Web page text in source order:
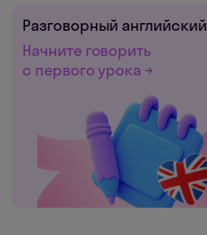
Разговорный английский
Начните говорить
с первого урока →